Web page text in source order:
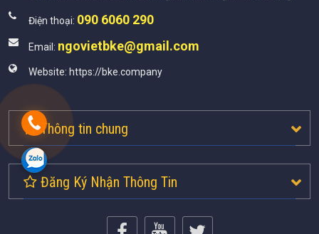
Điện thoại: 090 6060 290
Email: ngovietbke@gmail.com
Website: https://bke.company
Thông tin chung
Đăng Ký Nhận Thông Tin